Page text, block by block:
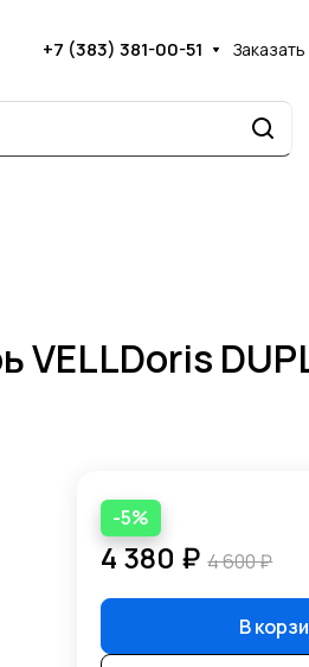
+7 (383) 381-00-51
-5%
4 380 ₽ 4 600 ₽
В